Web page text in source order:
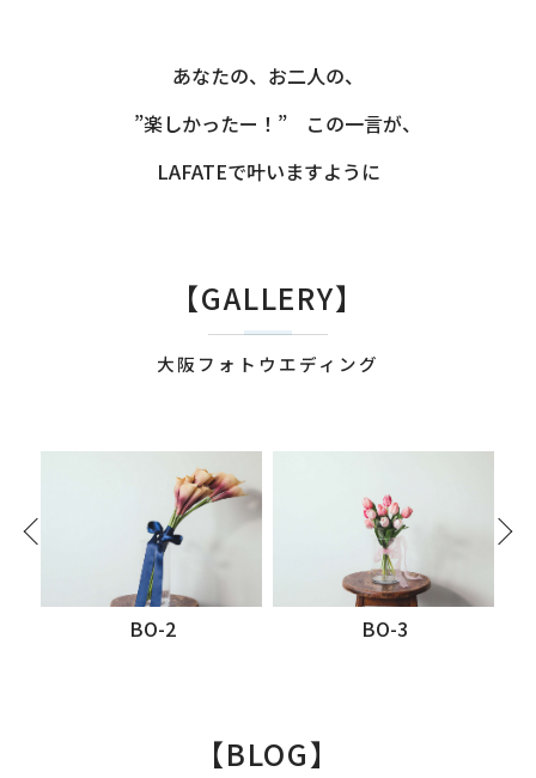
あなたの、お二人の、
”楽しかったー！” この一言が、
LAFATEで叶いますように
【GALLERY】
大阪フォトウエディング
BO-3 BO-1
【BLOG】